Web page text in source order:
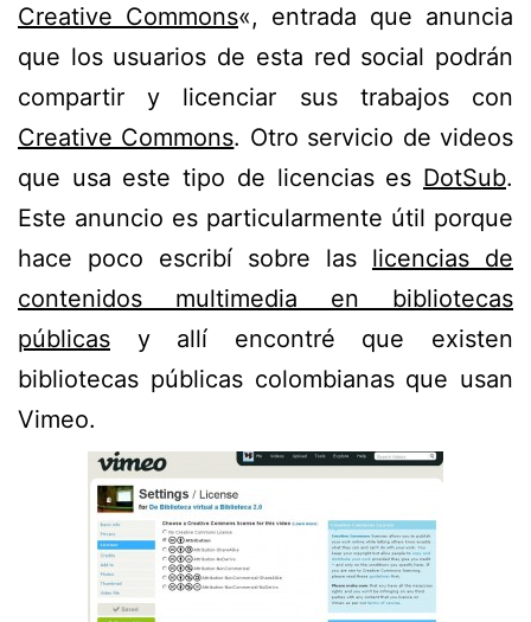
Creative Commons«, entrada que anuncia
que los usuarios de esta red social podrán
compartir y licenciar sus trabajos con
Creative Commons. Otro servicio de videos
que usa este tipo de licencias es DotSub.
Este anuncio es particularmente útil porque
hace poco escribí sobre las licencias de
contenidos multimedia en bibliotecas
públicas y allí encontré que existen
bibliotecas públicas colombianas que usan
Vimeo.